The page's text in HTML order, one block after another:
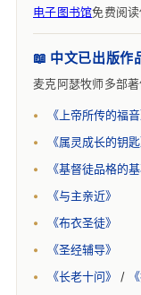
电子图书馆免费阅读
📖 中文已出版作
麦克阿瑟牧师多部
《上帝所传的福音
《属灵成长的钥匙
《基督徒品格的基
《与主亲近》
《布衣圣徒》
《圣经辅导》
《长老十问》
/